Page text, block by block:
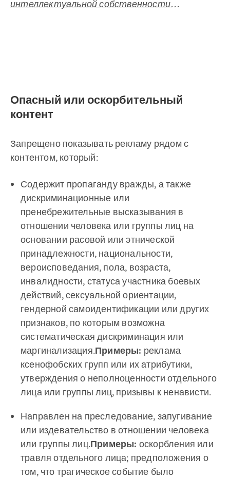
интеллектуальной собственности…
Опасный или оскорбительный
контент
Запрещено показывать рекламу рядом с
контентом, который:
Содержит пропаганду вражды, а также
дискриминационные или
пренебрежительные высказывания в
отношении человека или группы лиц на
основании расовой или этнической
принадлежности, национальности,
вероисповедания, пола, возраста,
инвалидности, статуса участника боевых
действий, сексуальной ориентации,
гендерной самоидентификации или других
признаков, по которым возможна
систематическая дискриминация или
маргинализация.Примеры: реклама
ксенофобских групп или их атрибутики,
утверждения о неполноценности отдельного
лица или группы лиц, призывы к ненависти.
Направлен на преследование, запугивание
или издевательство в отношении человека
или группы лиц.Примеры: оскорбления или
травля отдельного лица; предположения о
том, что трагическое событие было